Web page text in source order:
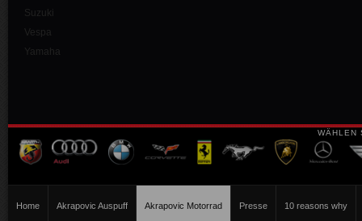
WÄHLEN
Home Akrapovic Auspuff Akrapovic Motorrad Presse 10 reasons why
Suzuki
Vespa
Yamaha